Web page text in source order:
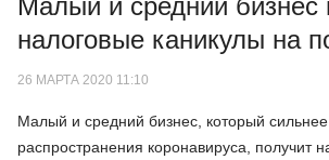
Малый и средний бизнес
налоговые каникулы на
26 МАРТА 2020 11:10
Малый и средний бизнес, который сильнее
распространения коронавируса, получит